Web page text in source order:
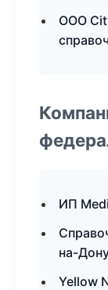
ООО
ИП
на-
Yellow